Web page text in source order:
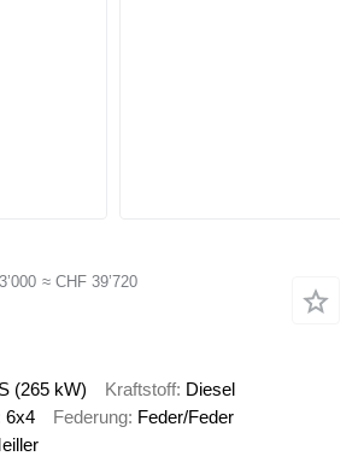
≈ CHF 39’720
(265 kW) Kraftstoff Diesel
6x4 Federung Feder/Feder